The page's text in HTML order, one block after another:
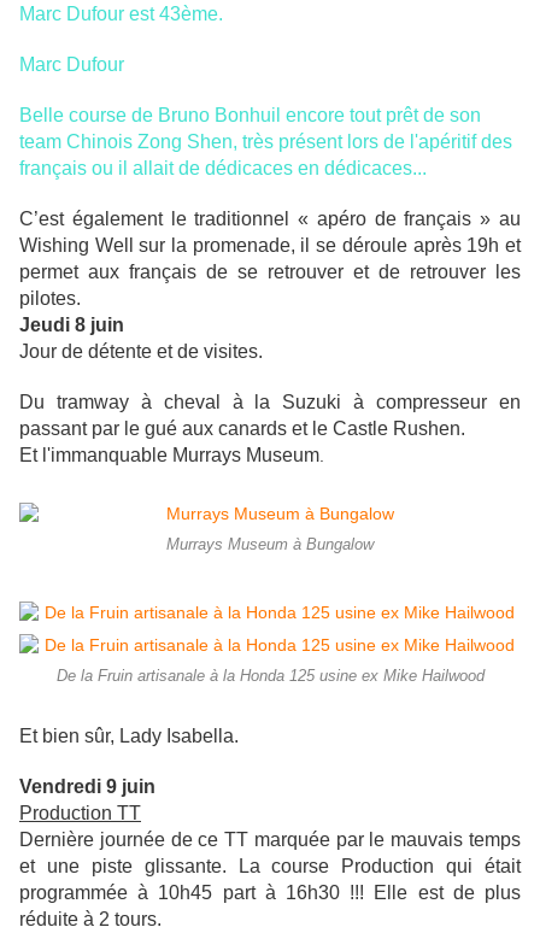
Marc Dufour est 43ème.
Marc Dufour
Belle course de Bruno Bonhuil encore tout prêt de son
team Chinois Zong Shen, très présent lors de l'apéritif des
français ou il allait de dédicaces en dédicaces...
C’est également le traditionnel « apéro de français » au
Wishing Well sur la promenade, il se déroule après 19h et
permet aux français de se retrouver et de retrouver les
pilotes.
Jeudi 8 juin
Jour de détente et de visites.
Du tramway à cheval à la Suzuki à compresseur en
passant par le gué aux canards et le Castle Rushen.
Et l'immanquable Murrays Museum.
Murrays Museum à Bungalow
De la Fruin artisanale à la Honda 125 usine ex Mike Hailwood
Et bien sûr, Lady Isabella.
Vendredi 9 juin
Production TT
Dernière journée de ce TT marquée par le mauvais temps
et une piste glissante. La course Production qui était
programmée à 10h45 part à 16h30 !!! Elle est de plus
réduite à 2 tours.